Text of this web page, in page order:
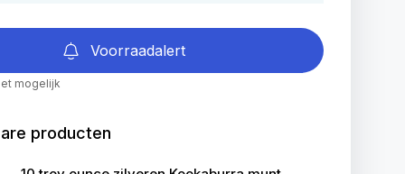
Voorraadalert
mogelijk
producten